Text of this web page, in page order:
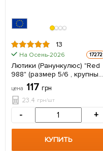
13
На Осень-2026 17272
Лютики (Ранункулюс) "Red
988" (размер 5/6 , крупный)
5шт в упаковке
цена 117 грн
23.4 грн/шт
- +
КУПИТЬ